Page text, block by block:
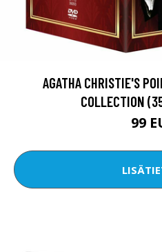
AGATHA CHRISTIE'S
COLLECTION
99